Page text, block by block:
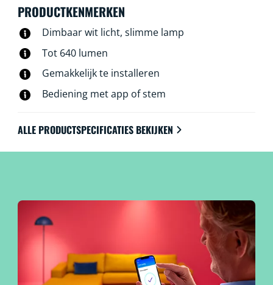
WiZ lampen werken op je eigen wifinetwerk. Meer heb
PRODUCTKENMERKEN
Dimbaar wit licht, slimme lamp
Tot 640 lumen
Gemakkelijk te installeren
Bediening met app of stem
ALLE PRODUCTSPECIFICATIES BEKIJKEN